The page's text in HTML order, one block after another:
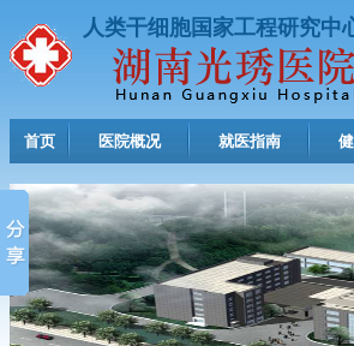
人类干细胞国家工程研究中
首页 医院概况 就医指南